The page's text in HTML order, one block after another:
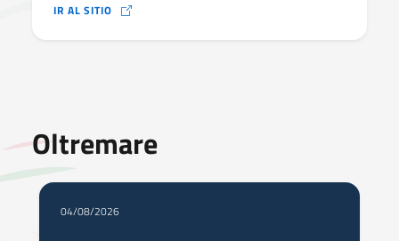
IR AL SITIO
Oltremare
04/08/2026